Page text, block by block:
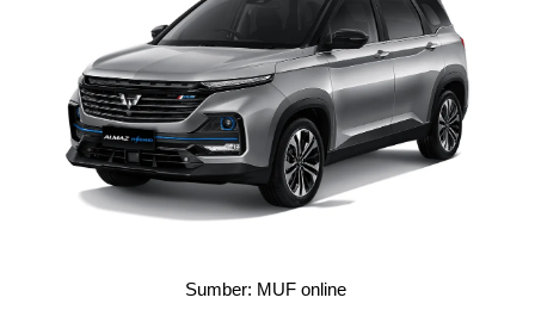
Sumber: MUF online